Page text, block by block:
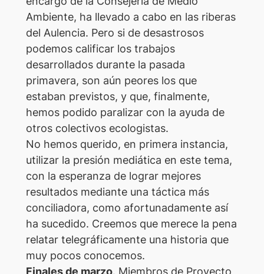
Ambiente, ha llevado a cabo en las riberas
del Aulencia. Pero si de desastrosos
podemos calificar los trabajos
desarrollados durante la pasada
primavera, son aún peores los que
estaban previstos, y que, finalmente,
hemos podido paralizar con la ayuda de
otros colectivos ecologistas.
No hemos querido, en primera instancia,
utilizar la presión mediática en este tema,
con la esperanza de lograr mejores
resultados mediante una táctica más
conciliadora, como afortunadamente así
ha sucedido. Creemos que merece la pena
relatar telegráficamente una historia que
muy pocos conocemos.
Finales de marzo. Miembros de Proyecto